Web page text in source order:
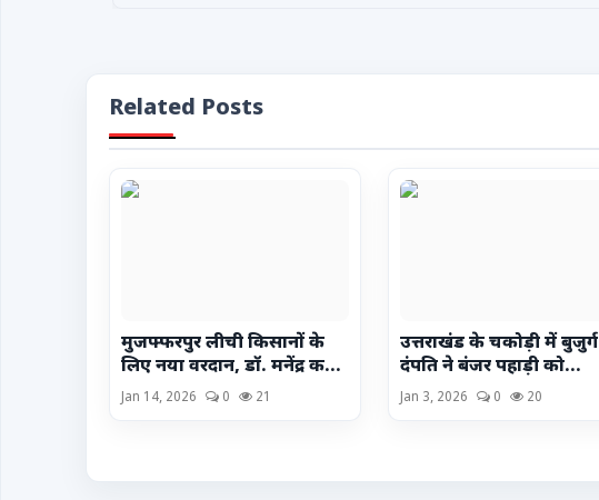
Related Posts
मुजफ्फरपुर लीची किसानों के
लिए नया वरदान, डॉ. मनेंद्र क...
Jan 14, 2026 0 21
उत्तराखंड के चकोड़ी में बुजुर्ग
दंपति ने बंजर पहाड़ी को...
Jan 3, 2026 0 20